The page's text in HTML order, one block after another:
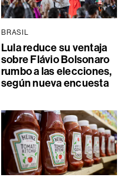
BRASIL
Lula reduce su ventaja
sobre Flávio Bolsonaro
rumbo a las elecciones,
según nueva encuesta